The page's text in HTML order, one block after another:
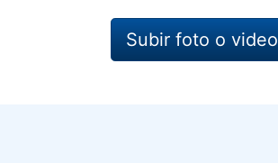
Subir foto o video